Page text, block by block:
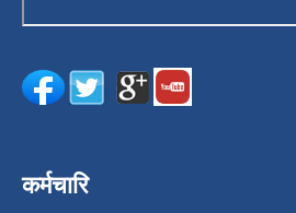
कर्मचारि